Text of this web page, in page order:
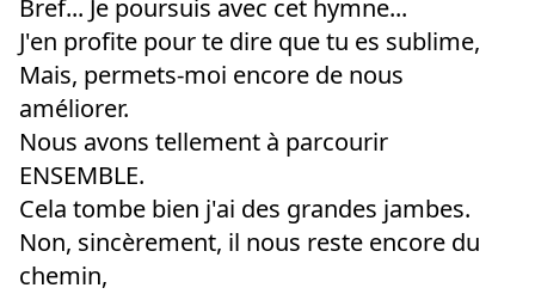
Bref... Je poursuis avec cet hymne...
J'en profite pour te dire que tu es sublime,
Mais, permets-moi encore de nous
améliorer.
Nous avons tellement à parcourir
ENSEMBLE.
Cela tombe bien j'ai des grandes jambes.
Non, sincèrement, il nous reste encore du
chemin,